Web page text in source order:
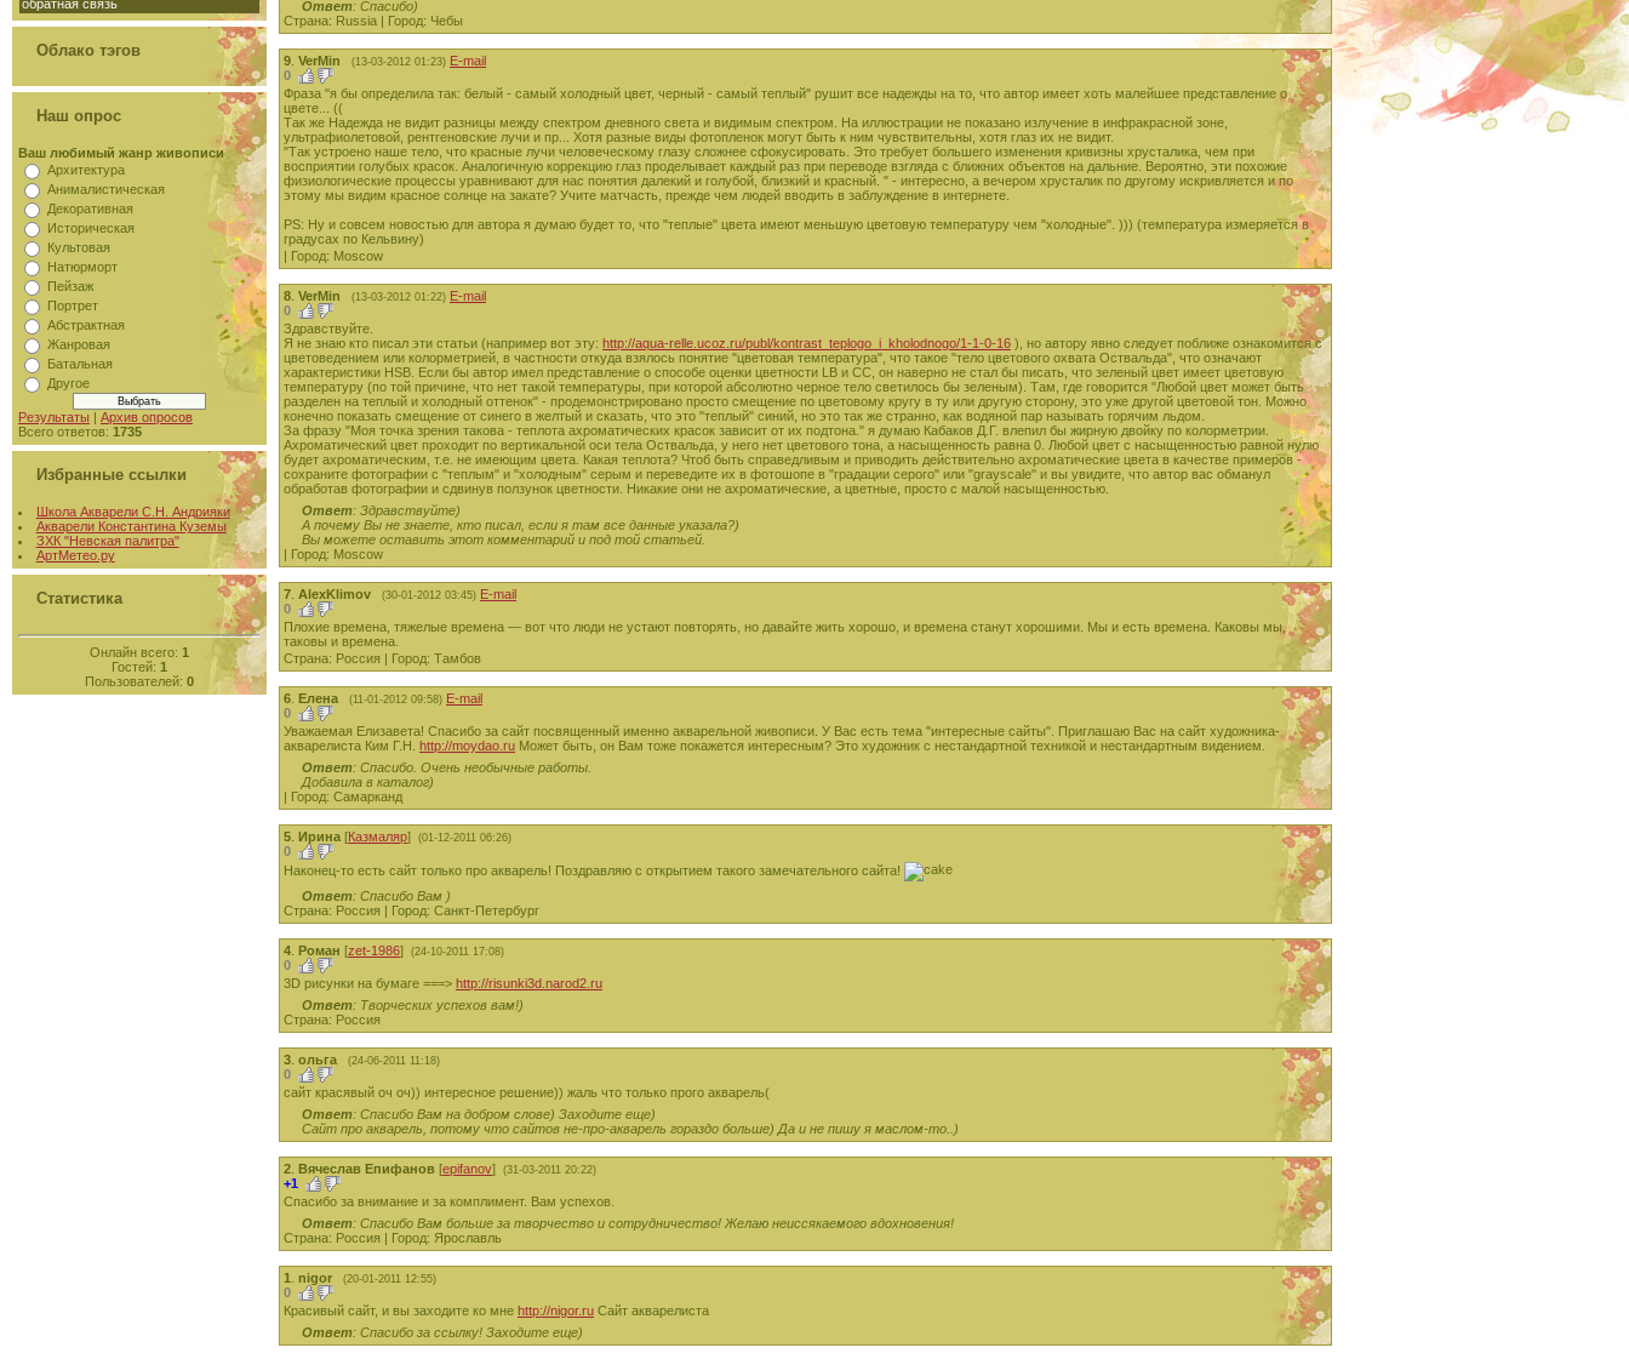
обратная связь
Облако тэгов
Наш опрос
Ваш любимый жанр живописи
Архитектура
Анималистическая
Декоративная
Историческая
Культовая
Натюрморт
Пейзаж
Портрет
Абстрактная
Жанровая
Батальная
Другое
Результаты | Архив опросов
Всего ответов: 1735
Избранные ссылки
Школа Акварели С.Н. Андрияки
Акварели Константина Куземы
ЗХК "Невская палитра"
АртМетео.ру
Статистика
Онлайн всего: 1
Гостей: 1
Пользователей: 0
Ответ: Спасибо)
Страна: Russia | Город: Чебы
9 VerMin (13-03-2012 01:23) E-mail
0
Фраза "я бы определила так: белый - самый холодный цвет, черный - самый теплый" рушит все надежды на то, что автор имеет хоть малейшее представление о
цвете... ((
Так же Надежда не видит разницы между спектром дневного света и видимым спектром. На иллюстрации не показано излучение в инфракрасной зоне,
ультрафиолетовой, рентгеновские лучи и пр... Хотя разные виды фотопленок могут быть к ним чувствительны, хотя глаз их не видит.
"Так устроено наше тело, что красные лучи человеческому глазу сложнее сфокусировать. Это требует большего изменения кривизны хрусталика, чем при
восприятии голубых красок. Аналогичную коррекцию глаз проделывает каждый раз при переводе взгляда с ближних объектов на дальние. Вероятно, эти похожие
физиологические процессы уравнивают для нас понятия далекий и голубой, близкий и красный. " - интересно, а вечером хрусталик по другому искривляется и по
этому мы видим красное солнце на закате? Учите матчасть, прежде чем людей вводить в заблуждение в интернете.
PS: Ну и совсем новостью для автора я думаю будет то, что "теплые" цвета имеют меньшую цветовую температуру чем "холодные". ))) (температура измеряется в
градусах по Кельвину)
| Город: Moscow
8 VerMin (13-03-2012 01:22) E-mail
0
Здравствуйте.
Я не знаю кто писал эти статьи (например вот эту: http://aqua-relle.ucoz.ru/publ/kontrast_teplogo_i_kholodnogo/1-1-0-16 ), но автору явно следует поближе ознакомится с
цветоведением или колорметрией, в частности откуда взялось понятие "цветовая температура", что такое "тело цветового охвата Оствальда", что означают
характеристики HSB. Если бы автор имел представление о способе оценки цветности LB и СС, он наверно не стал бы писать, что зеленый цвет имеет цветовую
температуру (по той причине, что нет такой температуры, при которой абсолютно черное тело светилось бы зеленым). Там, где говорится "Любой цвет может быть
разделен на теплый и холодный оттенок" - продемонстрировано просто смещение по цветовому кругу в ту или другую сторону, это уже другой цветовой тон. Можно
конечно показать смещение от синего в желтый и сказать, что это "теплый" синий, но это так же странно, как водяной пар называть горячим льдом.
За фразу "Моя точка зрения такова - теплота ахроматических красок зависит от их подтона." я думаю Кабаков Д.Г. влепил бы жирную двойку по колорметрии.
Ахроматический цвет проходит по вертикальной оси тела Оствальда, у него нет цветового тона, а насыщенность равна 0. Любой цвет с насыщенностью равной нулю
будет ахроматическим, т.е. не имеющим цвета. Какая теплота? Чтоб быть справедливым и приводить действительно ахроматические цвета в качестве примеров -
сохраните фотографии с "теплым" и "холодным" серым и переведите их в фотошопе в "градации серого" или "grayscale" и вы увидите, что автор вас обманул
обработав фотографии и сдвинув ползунок цветности. Никакие они не ахроматические, а цветные, просто с малой насыщенностью.
Ответ: Здравствуйте)
А почему Вы не знаете, кто писал, если я там все данные указала?)
Вы можете оставить этот комментарий и под той статьей.
| Город: Moscow
7 AlexKlimov (30-01-2012 03:45) E-mail
0
Плохие времена, тяжелые времена — вот что люди не устают повторять, но давайте жить хорошо, и времена станут хорошими. Мы и есть времена. Каковы мы,
таковы и времена.
Страна: Россия | Город: Тамбов
6 Елена (11-01-2012 09:58) E-mail
0
Уважаемая Елизавета! Спасибо за сайт посвященный именно акварельной живописи. У Вас есть тема "интересные сайты". Приглашаю Вас на сайт художника-
акварелиста Ким Г.Н. http://moydao.ru Может быть, он Вам тоже покажется интересным? Это художник с нестандартной техникой и нестандартным видением.
Ответ: Спасибо. Очень необычные работы.
Добавила в каталог)
| Город: Самарканд
5 Ирина [Казмаляр] (01-12-2011 06:26)
0
Наконец-то есть сайт только про акварель! Поздравляю с открытием такого замечательного сайта!
Ответ: Спасибо Вам )
Страна: Россия | Город: Санкт-Петербург
4 Роман [zet-1986] (24-10-2011 17:08)
0
3D рисунки на бумаге ===> http://risunki3d.narod2.ru
Ответ: Творческих успехов вам!)
Страна: Россия
3 ольга (24-06-2011 11:18)
0
сайт красявый оч оч)) интересное решение)) жаль что только прого акварель(
Ответ: Спасибо Вам на добром слове) Заходите еще)
Сайт про акварель, потому что сайтов не-про-акварель гораздо больше) Да и не пишу я маслом-то..)
2 Вячеслав Епифанов [epifanov] (31-03-2011 20:22)
+1
Спасибо за внимание и за комплимент. Вам успехов.
Ответ: Спасибо Вам больше за творчество и сотрудничество! Желаю неиссякаемого вдохновения!
Страна: Россия | Город: Ярославль
1 nigor (20-01-2011 12:55)
0
Красивый сайт, и вы заходите ко мне http://nigor.ru Сайт акварелиста
Ответ: Спасибо за ссылку! Заходите еще)